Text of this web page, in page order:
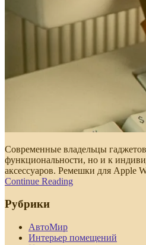
Современные владельцы гаджетов
функциональности, но и к
аксессуаров. Ремешки для Apple
Continue Reading
Рубрики
АвтоМир
Интерьер помещений